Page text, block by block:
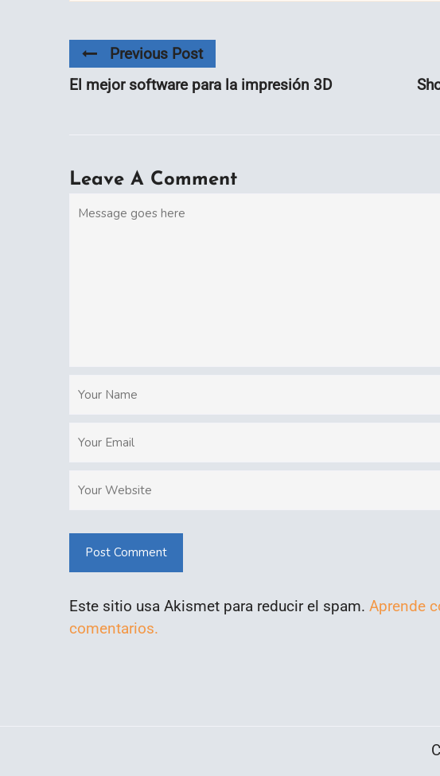
Previous Post
El mejor software para la impresión 3D
Leave A Comment
Post Comment
Este sitio usa Akismet para reducir el spam. Aprende
comentarios.